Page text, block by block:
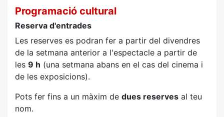
Programació cultural
Reserva d'entrades
Les reserves es podran fer a partir del divendres
de la setmana anterior a l'espectacle a partir de
les 9 h (una setmana abans en el cas del cinema i
de les exposicions).
Pots fer fins a un màxim de dues reserves al teu
nom.